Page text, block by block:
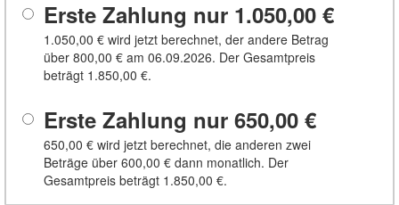
Erste Zahlung nur 1.050,00 €
1.050,00 € wird jetzt berechnet, der andere Betrag
über 800,00 € am 06.09.2026. Der Gesamtpreis
beträgt 1.850,00 €.
Erste Zahlung nur 650,00 €
650,00 € wird jetzt berechnet, die anderen zwei
Beträge über 600,00 € dann monatlich. Der
Gesamtpreis beträgt 1.850,00 €.